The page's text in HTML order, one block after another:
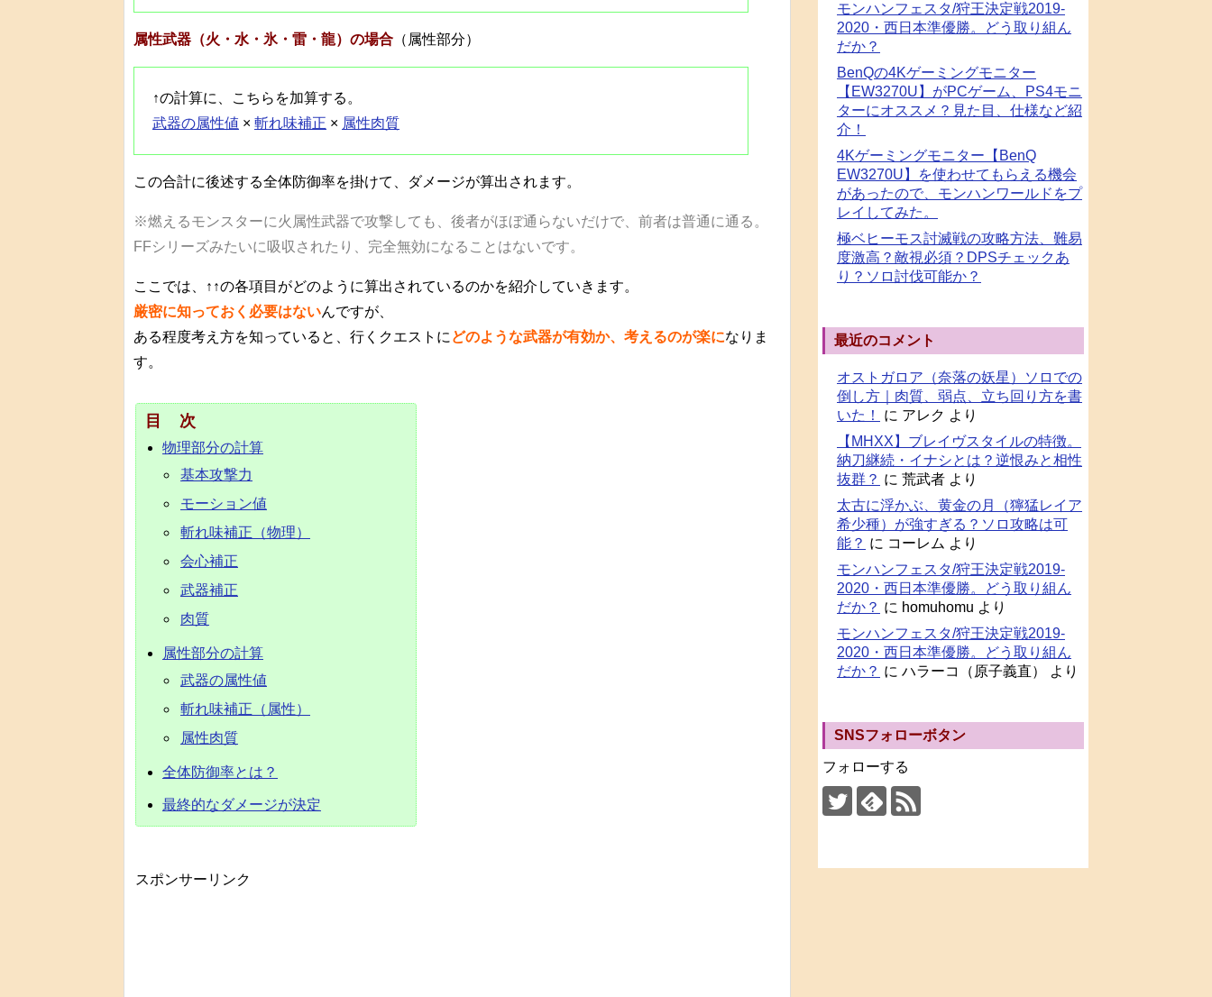
属性武器（火・水・氷・雷・龍）の場合 （属性部分）
↑の計算に、こちらを加算する。
武器の属性値 × 斬れ味補正 × 属性肉質
この合計に後述する全体防御率を掛けて、ダメージが算出されます。
※燃えるモンスターに火属性武器で攻撃しても、後者がほぼ通らないだけで、前者は普通に通る。
FFシリーズみたいに吸収されたり、完全無効になることはないです。
ここでは、↑↑の各項目がどのように算出されているのかを紹介していきます。
厳密に知っておく必要はないんですが、
ある程度考え方を知っていると、行くクエストに どのような武器が有効か、考えるのが楽になりま
す。
目次
物理部分の計算
基本攻撃力
モーション値
斬れ味補正（物理）
会心補正
武器補正
肉質
属性部分の計算
武器の属性値
斬れ味補正（属性）
属性肉質
全体防御率とは？
最終的なダメージが決定
スポンサーリンク
モンハンフェスタ/狩王決定戦2019-
2020・西日本準優勝。どう取り組ん
だか？
BenQの4Kゲーミングモニター
【EW3270U】がPCゲーム、PS4モニ
ターにオススメ？見た目、仕様など紹
介！
4Kゲーミングモニター【BenQ
EW3270U】を使わせてもらえる機会
があったので、モンハンワールドをプ
レイしてみた。
極ベヒーモス討滅戦の攻略方法、難易
度激高？敵視必須？DPSチェックあ
り？ソロ討伐可能か？
最近のコメント
オストガロア（奈落の妖星）ソロでの
倒し方｜肉質、弱点、立ち回り方を書
いた！
に アレク より
【MHXX】ブレイヴスタイルの特徴。
納刀継続・イナシとは？逆恨みと相性
抜群？ に 荒武者 より
太古に浮かぶ、黄金の月（獰猛レイア
希少種）が強すぎる？ソロ攻略は可
能？ に コーレム より
モンハンフェスタ/狩王決定戦2019-
2020・西日本準優勝。どう取り組ん
だか？ に homuhomu より
モンハンフェスタ/狩王決定戦2019-
2020・西日本準優勝。どう取り組ん
だか？ に ハラーコ（原子義直） より
SNSフォローボタン
フォローする